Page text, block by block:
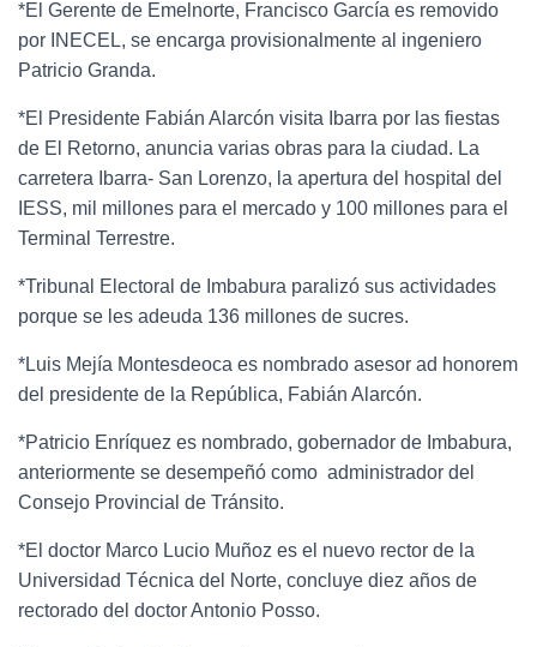
*El Gerente de Emelnorte, Francisco García es removido
por INECEL, se encarga provisionalmente al ingeniero
Patricio Granda.
*El Presidente Fabián Alarcón visita Ibarra por las fiestas
de El Retorno, anuncia varias obras para la ciudad. La
carretera Ibarra- San Lorenzo, la apertura del hospital del
IESS, mil millones para el mercado y 100 millones para el
Terminal Terrestre.
*Tribunal Electoral de Imbabura paralizó sus actividades
porque se les adeuda 136 millones de sucres.
*Luis Mejía Montesdeoca es nombrado asesor ad honorem
del presidente de la República, Fabián Alarcón.
*Patricio Enríquez es nombrado, gobernador de Imbabura,
anteriormente se desempeñó como administrador del
Consejo Provincial de Tránsito.
*El doctor Marco Lucio Muñoz es el nuevo rector de la
Universidad Técnica del Norte, concluye diez años de
rectorado del doctor Antonio Posso.